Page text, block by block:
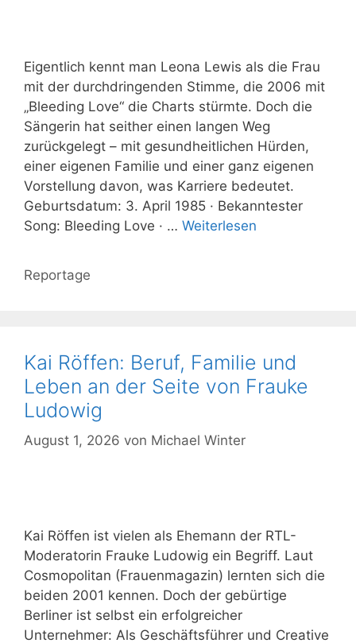
Eigentlich kennt man Leona Lewis als die Frau
mit der durchdringenden Stimme, die 2006 mit
„Bleeding Love“ die Charts stürmte. Doch die
Sängerin hat seither einen langen Weg
zurückgelegt – mit gesundheitlichen Hürden,
einer eigenen Familie und einer ganz eigenen
Vorstellung davon, was Karriere bedeutet.
Geburtsdatum: 3. April 1985 · Bekanntester
Song: Bleeding Love · … Weiterlesen
Kategorien
Reportage
Kai Röffen: Beruf, Familie und
Leben an der Seite von Frauke
Ludowig
August 1, 2026 von Michael Winter
Kai Röffen ist vielen als Ehemann der RTL-
Moderatorin Frauke Ludowig ein Begriff. Laut
Cosmopolitan (Frauenmagazin) lernten sich die
beiden 2001 kennen. Doch der gebürtige
Berliner ist selbst ein erfolgreicher
Unternehmer: Als Geschäftsführer und Creative